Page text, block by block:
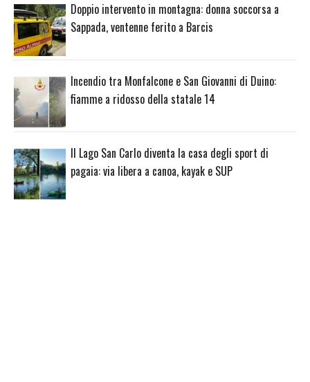
Doppio intervento in montagna: donna soccorsa a
Sappada, ventenne ferito a Barcis
Incendio tra Monfalcone e San Giovanni di Duino:
fiamme a ridosso della statale 14
Il Lago San Carlo diventa la casa degli sport di
pagaia: via libera a canoa, kayak e SUP